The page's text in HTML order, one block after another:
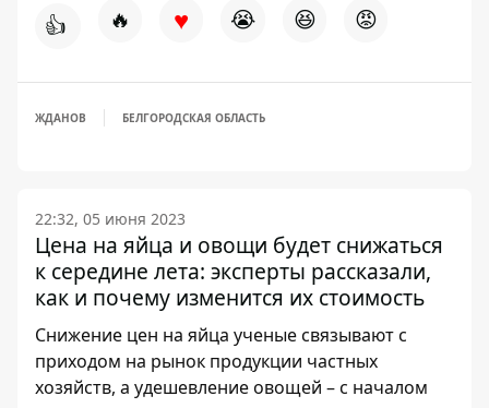
👍 🔥 ♥ 😭 😆 😡
ЖДАНОВ БЕЛГОРОДСКАЯ ОБЛАСТЬ
22:32, 05 июня 2023
Цена на яйца и овощи будет снижаться
к середине лета: эксперты рассказали,
как и почему изменится их стоимость
Снижение цен на яйца ученые связывают с
приходом на рынок продукции частных
хозяйств, а удешевление овощей – с началом